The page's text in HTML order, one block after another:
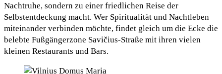
Nachtruhe, sondern zu einer friedlichen Reise der
Selbstentdeckung macht. Wer Spiritualität und Nachtleben
miteinander verbinden möchte, findet gleich um die Ecke die
belebte Fußgängerzone Savičius-Straße mit ihren vielen
kleinen Restaurants und Bars.